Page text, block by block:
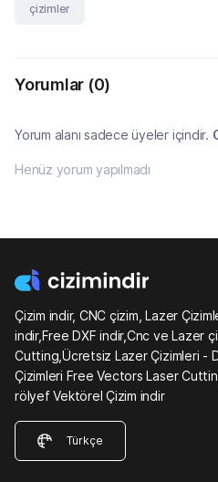
çizimler
Yorumlar (0)
Yorum alanı sadece üyeler içindir.
Henüz yorum yapılmadı
Çizim indir, CNC çizim, Lazer
indir,Free DXF indir,Cnc ve Lazer
Cutting,Ücretsiz Lazer Çizimleri -
Çizimleri Free Vectors Laser
rölyef Vektörel Çizim indir
Türkçe